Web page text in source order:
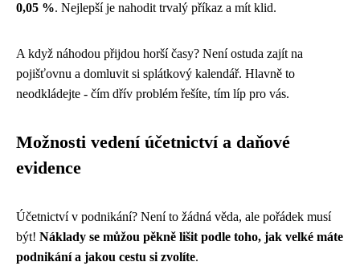
0,05 %. Nejlepší je nahodit trvalý příkaz a mít klid.
A když náhodou přijdou horší časy? Není ostuda zajít na
pojišťovnu a domluvit si splátkový kalendář. Hlavně to
neodkládejte - čím dřív problém řešíte, tím líp pro vás.
Možnosti vedení účetnictví a daňové
evidence
Účetnictví v podnikání? Není to žádná věda, ale pořádek musí
být! Náklady se můžou pěkně lišit podle toho, jak velké máte
podnikání a jakou cestu si zvolíte.